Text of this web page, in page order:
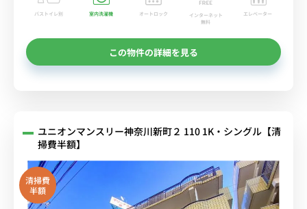
バストイレ別 室内洗濯機 オートロック
インターネット
無料
エレベーター
この物件の詳細を見る
ユニオンマンスリー神奈川新町２ 110 1K・シングル【清
掃費半額】
清掃費
半額